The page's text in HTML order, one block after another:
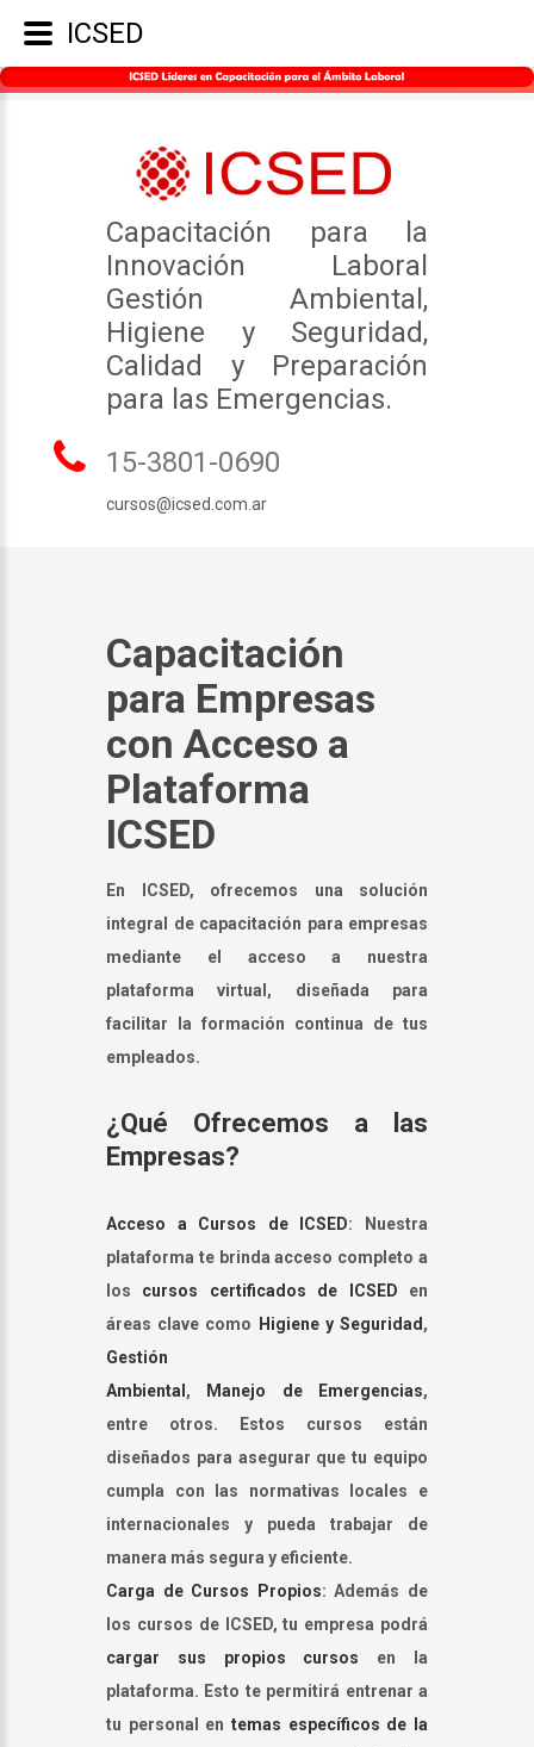
Capacitación para la
Innovación Laboral
Gestión Ambiental,
Higiene y Seguridad,
Calidad y Preparación
para las Emergencias.
15-3801-0690
cursos@icsed.com.ar
Capacitación
para Empresas
con Acceso a
Plataforma
ICSED
En ICSED, ofrecemos una solución
integral de capacitación para empresas
mediante el acceso a nuestra
plataforma virtual, diseñada para
facilitar la formación continua de tus
empleados.
¿Qué Ofrecemos a las
Empresas?
Acceso a Cursos de ICSED: Nuestra
plataforma te brinda acceso completo a
los cursos certificados de ICSED en
áreas clave como
Higiene y Seguridad,
Gestión
Ambiental , Manejo de Emergencias,
entre otros. Estos cursos están
diseñados para asegurar que tu equipo
cumpla con las normativas locales e
internacionales y pueda trabajar de
manera más segura y eficiente.
Carga de Cursos Propios: Además de
los cursos de ICSED, tu empresa podrá
cargar sus propios cursos en la
plataforma. Esto te permitirá entrenar a
tu personal en temas específicos de la
ICSED